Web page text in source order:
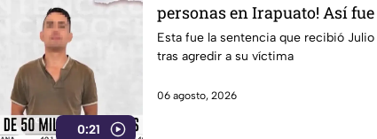
0:21
personas en Irapuato! Así
el presunto responsable
Esta fue la sentencia que recibió Julio
tras agredir a su víctima
06 agosto, 2026